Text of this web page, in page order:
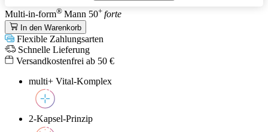
Multi-in-form® Mann 50+ forte
In den Warenkorb
Flexible Zahlungsarten
Schnelle Lieferung
Versandkostenfrei ab 50 €
multi+ Vital-Komplex
2-Kapsel-Prinzip